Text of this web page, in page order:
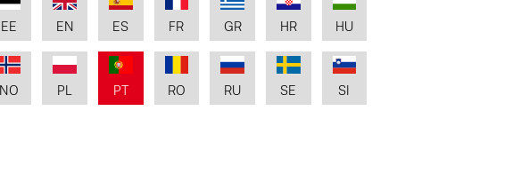
EE EN ES FR GR HR HU
NO PL PT RO RU SE SI